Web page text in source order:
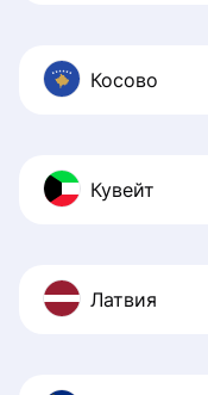
Косово
Кувейт
Латвия